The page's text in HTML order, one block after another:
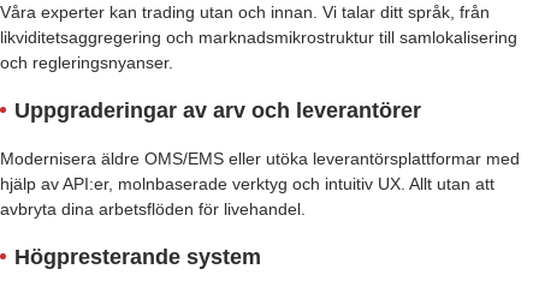
Våra experter kan trading utan och innan. Vi talar ditt språk, från
likviditetsaggregering och marknadsmikrostruktur till samlokalisering
och regleringsnyanser.
Uppgraderingar av arv och leverantörer
Modernisera äldre OMS/EMS eller utöka leverantörsplattformar med
hjälp av API:er, molnbaserade verktyg och intuitiv UX. Allt utan att
avbryta dina arbetsflöden för livehandel.
Högpresterande system